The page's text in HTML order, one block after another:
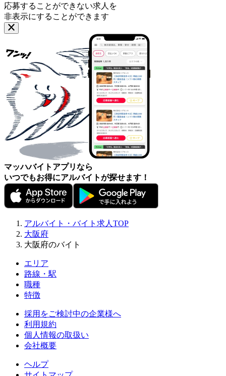
応募することができない求人を
非表示にすることができます
マッハバイトアプリなら
いつでもお得にアルバイトが探せます！
アルバイト・バイト求人TOP
大阪府
大阪府のバイト
エリア
路線・駅
職種
特徴
採用をご検討中の企業様へ
利用規約
個人情報の取扱い
会社概要
ヘルプ